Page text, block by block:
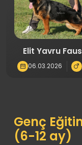
Elit Yavru
06.03.2026
Genç
(6-12 ay)